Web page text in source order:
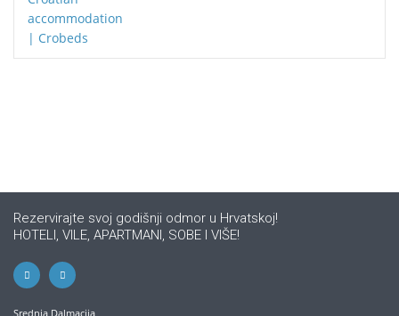
Rezervirajte svoj godišnji odmor u Hrvatskoj!
HOTELI, VILE, APARTMANI, SOBE I VIŠE!
Srednja Dalmacija